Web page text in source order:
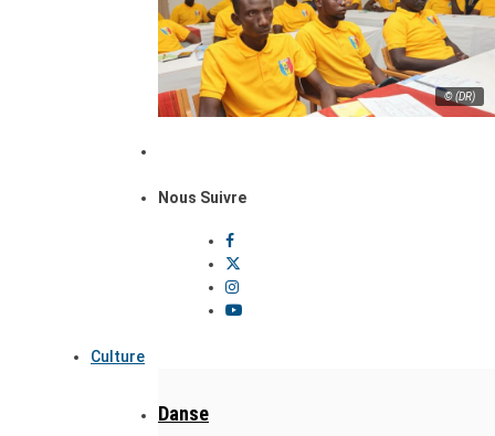
© (DR)
Nous Suivre
Culture
Danse